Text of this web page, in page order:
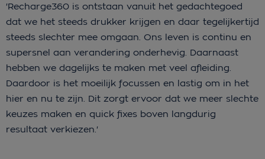
'Recharge360 is ontstaan vanuit het gedachtegoed
dat we het steeds drukker krijgen en daar tegelijkertijd
steeds slechter mee omgaan. Ons leven is continu en
supersnel aan verandering onderhevig. Daarnaast
hebben we dagelijks te maken met veel afleiding.
Daardoor is het moeilijk focussen en lastig om in het
hier en nu te zijn. Dit zorgt ervoor dat we meer slechte
keuzes maken en quick fixes boven langdurig
resultaat verkiezen.'